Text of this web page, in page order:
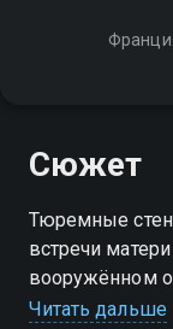
Сюжет
Тюремные
встречи
вооружённом
Читать дальше